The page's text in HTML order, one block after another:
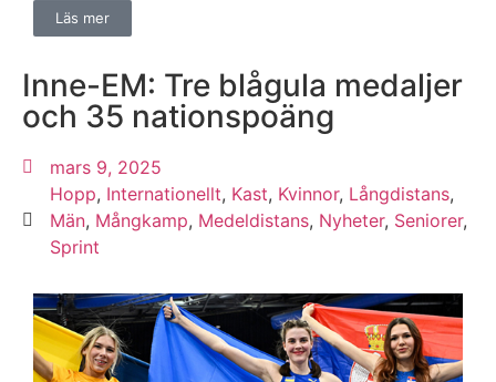
Läs mer
Inne-EM: Tre blågula medaljer
och 35 nationspoäng
mars 9, 2025
Hopp, Internationellt, Kast, Kvinnor, Långdistans,
Män, Mångkamp, Medeldistans, Nyheter, Seniorer,
Sprint